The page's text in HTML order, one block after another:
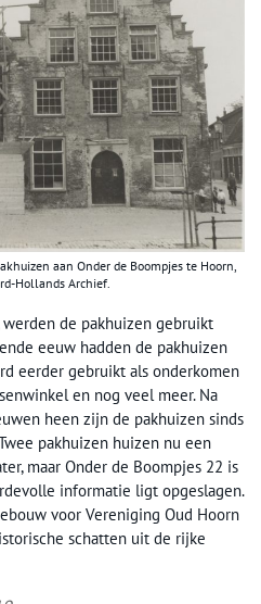
aan Onder de Boompjes te Hoorn,
Hollands Archief.
werden de pakhuizen gebruikt
eeuw hadden de pakhuizen
eerder gebruikt als onderkomen
en nog veel meer. Na
heen zijn de pakhuizen sinds
pakhuizen huizen nu een
maar Onder de Boompjes 22 is
informatie ligt opgeslagen.
voor Vereniging Oud Hoorn
schatten uit de rijke